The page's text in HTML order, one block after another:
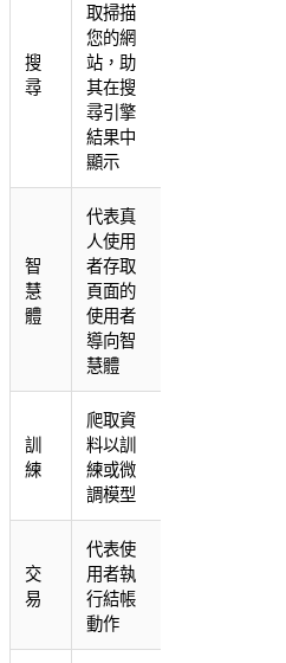
搜
尋
取掃描
您的網
站，助
其在搜
尋引擎
結果中
顯示
智
慧
體
代表真
人使用
者存取
頁面的
使用者
導向智
慧體
訓
練
爬取資
料以訓
練或微
調模型
交
易
代表使
用者執
行結帳
動作